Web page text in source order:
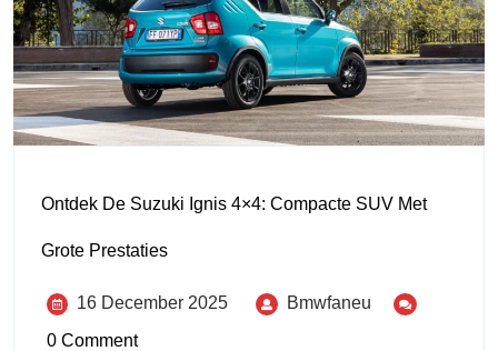
Ontdek De Suzuki Ignis 4×4: Compacte SUV Met
Grote Prestaties
16 December 2025
Bmwfaneu
0 Comment